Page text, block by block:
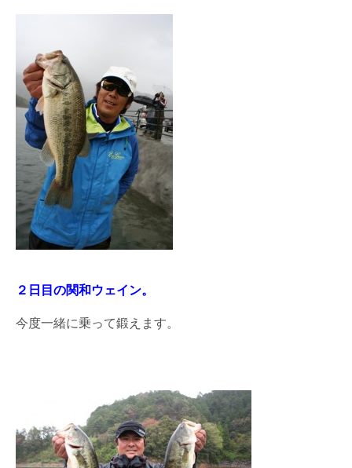
２日目の関和ウェイン。
今度一緒に乗って鍛えます。